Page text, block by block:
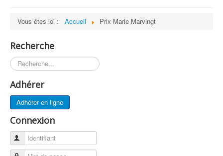
Statuts et Règlement
Adhésion
Revue
Histoire
Présentations scientifiques
Historique des séances
Bourse de recherche
Vous êtes ici : Accueil Prix Marie Marvingt
Recherche
Rechercher
Adhérer
Adhérer en ligne
Connexion
Identifiant